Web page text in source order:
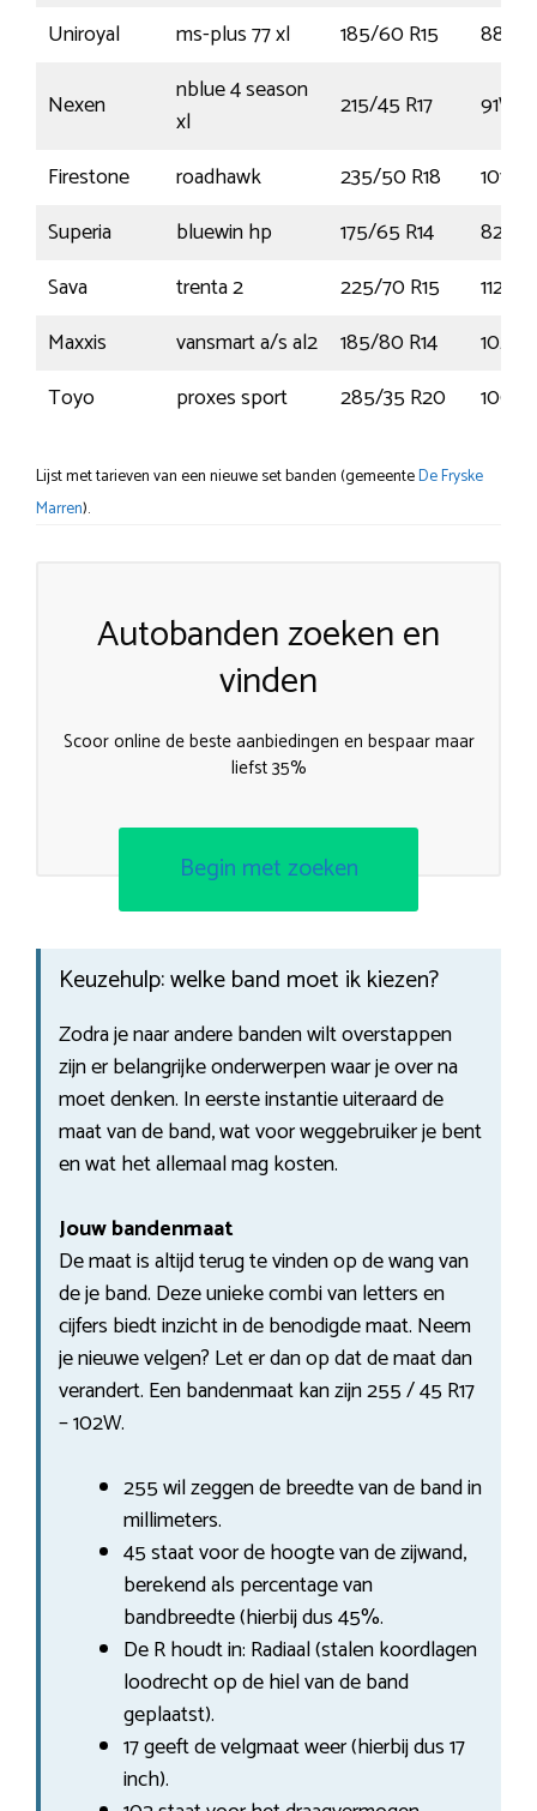
Uniroyal
ms-plus 77 xl 185/60 R15
88T
Nexen
nblue 4 season
xl
215/45 R17
91W
Firestone
roadhawk 235/50 R18
101Y
Superia
bluewin hp 175/65 R14
82T
Sava
trenta 2 225/70 R15
112R
Maxxis
vansmart a/s al2 185/80 R14
102R
Toyo
proxes sport 285/35 R20 100Y
Lijst met tarieven van een nieuwe set banden (gemeenteDe Fryske
Marren).
Autobanden zoeken en
vinden
Scoor online de beste aanbiedingen en bespaar maar
liefst 35%
Begin met zoeken
Keuzehulp: welke band moet ik kiezen?
Zodra je naar andere banden wilt overstappen
zijn er belangrijke onderwerpen waar je over na
moet denken. In eerste instantie uiteraard de
maat van de band, wat voor weggebruiker je bent
en wat het allemaal mag kosten.
Jouw bandenmaat
De maat is altijd terug te vinden op de wang van
de je band. Deze unieke combi van letters en
cijfers biedt inzicht in de benodigde maat. Neem
je nieuwe velgen? Let er dan op dat de maat dan
verandert. Een bandenmaat kan zijn 255 / 45 R17
– 102W.
255 wil zeggen de breedte van de band in
millimeters.
45 staat voor de hoogte van de zijwand,
berekend als percentage van
bandbreedte (hierbij dus 45%.
De R houdt in: Radiaal (stalen koordlagen
loodrecht op de hiel van de band
geplaatst).
17 geeft de velgmaat weer (hierbij dus 17
inch).